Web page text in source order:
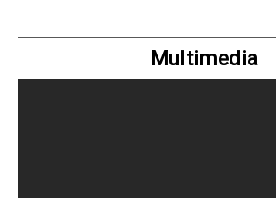
Multimedia